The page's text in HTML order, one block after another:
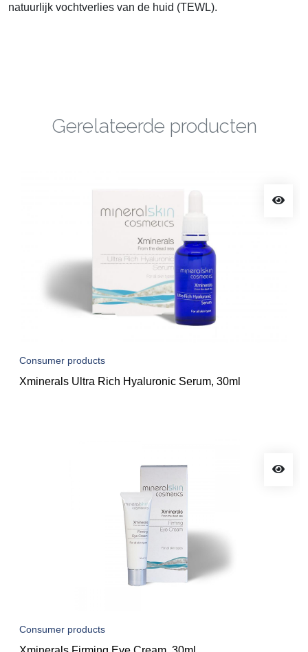
natuurlijk vochtverlies van de huid (TEWL).
Gerelateerde producten
Consumer products
Xminerals Ultra Rich Hyaluronic Serum, 30ml
Consumer products